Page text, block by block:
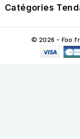
Catégories
© 2026 -